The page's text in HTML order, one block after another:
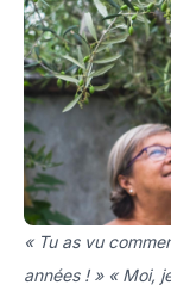
« Tu as vu
années ! » « Moi,